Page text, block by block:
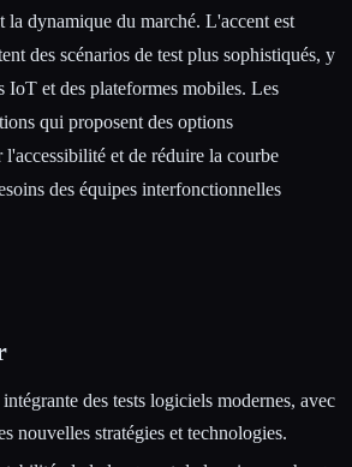
dynamique du marché. L'accent est
des scénarios de test plus sophistiqués, y
IoT et des plateformes mobiles. Les
qui proposent des options
et de réduire la courbe
des équipes interfonctionnelles
des tests logiciels modernes, avec
nouvelles stratégies et technologies.